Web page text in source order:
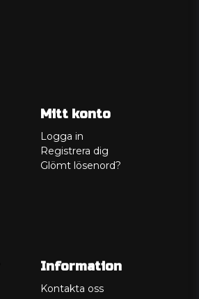
Mitt konto
Logga in
Registrera dig
Glömt lösenord?
Information
Kontakta oss